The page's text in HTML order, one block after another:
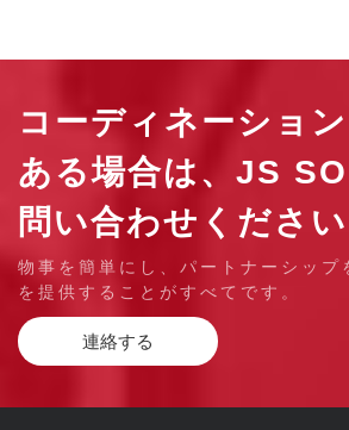
コーディネーショ
ある場合は、JS
問い合わせください
物事を簡単にし、パートナーシップ
を提供することがすべてです。
連絡する